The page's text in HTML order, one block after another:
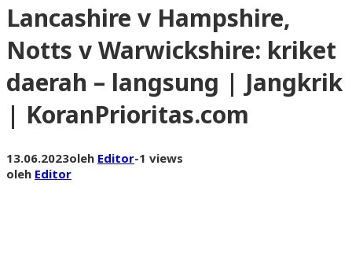
Lancashire v Hampshire,
Notts v Warwickshire: kriket
daerah – langsung | Jangkrik
| KoranPrioritas.com
13.06.2023oleh Editor-1 views
oleh Editor